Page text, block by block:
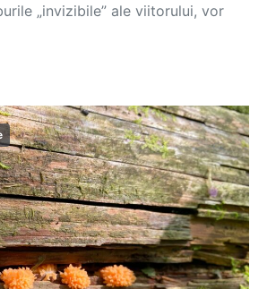
„invizibile” ale viitorului, vor